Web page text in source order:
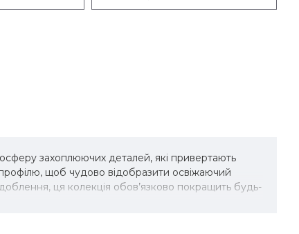
захоплюючих деталей, які привертають
щоб чудово відобразити освіжаючий
ця колекція обов’язково покращить будь-